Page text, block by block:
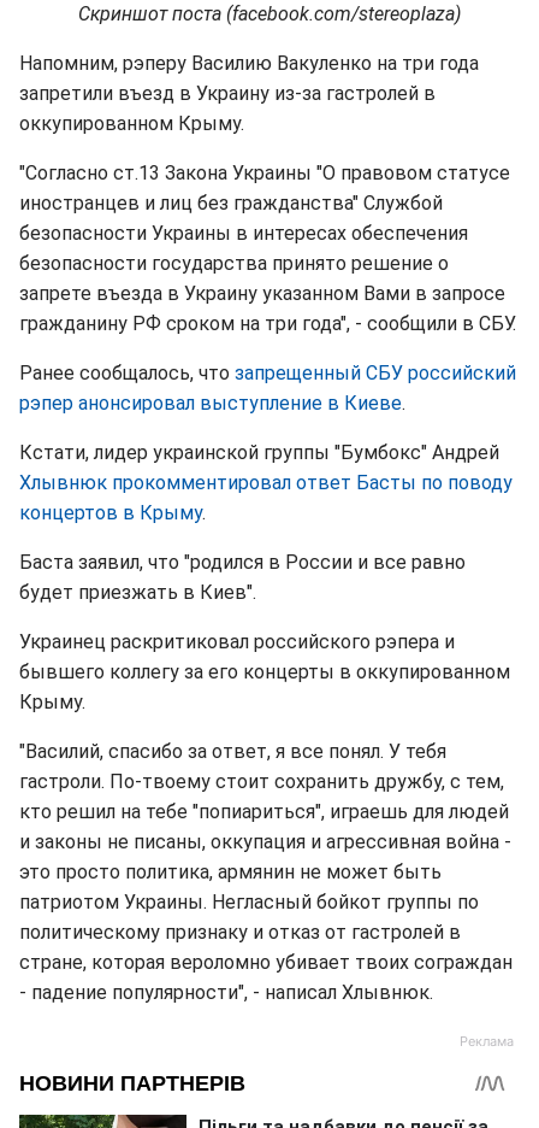
Скриншот поста (facebook.com/stereoplaza)
Напомним, рэперу Василию Вакуленко на три года
запретили въезд в Украину из-за гастролей в
оккупированном Крыму.
"Согласно ст.13 Закона Украины "О правовом статусе
иностранцев и лиц без гражданства" Службой
безопасности Украины в интересах обеспечения
безопасности государства принято решение о
запрете въезда в Украину указанном Вами в запросе
гражданину РФ сроком на три года", - сообщили в СБУ.
Ранее сообщалось, что запрещенный СБУ российский
рэпер анонсировал выступление в Киеве.
Кстати, лидер украинской группы "Бумбокс" Андрей
Хлывнюк прокомментировал ответ Басты по поводу
концертов в Крыму.
Баста заявил, что "родился в России и все равно
будет приезжать в Киев".
Украинец раскритиковал российского рэпера и
бывшего коллегу за его концерты в оккупированном
Крыму.
"Василий, спасибо за ответ, я все понял. У тебя
гастроли. По-твоему стоит сохранить дружбу, с тем,
кто решил на тебе "попиариться", играешь для людей
и законы не писаны, оккупация и агрессивная война -
это просто политика, армянин не может быть
патриотом Украины. Негласный бойкот группы по
политическому признаку и отказ от гастролей в
стране, которая вероломно убивает твоих сограждан
- падение популярности", - написал Хлывнюк.